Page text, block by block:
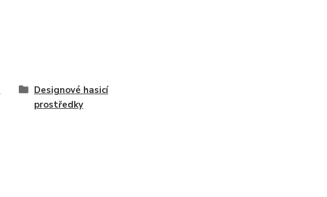
Designové hasicí
prostředky